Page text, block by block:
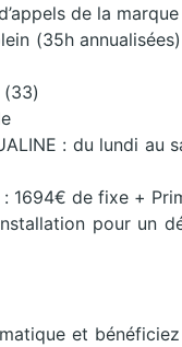
de la
(35h
(33)
: du lundi au
1694€ de fixe +
pour un
et